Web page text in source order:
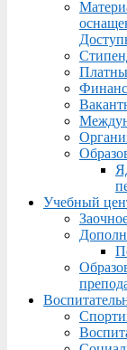
Учебный